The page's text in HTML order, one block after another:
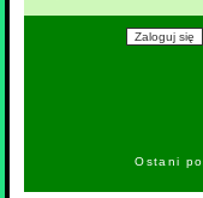
Ostani